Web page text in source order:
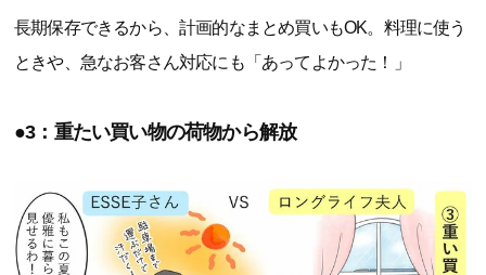
長期保存できるから、計画的なまとめ買いもOK。料理に使う
ときや、急なお客さん対応にも「あってよかった！」
●3：重たい買い物の荷物から解放